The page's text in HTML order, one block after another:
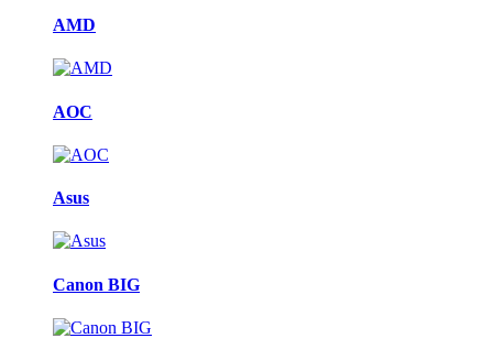
AMD
AOC
Asus
Canon BIG